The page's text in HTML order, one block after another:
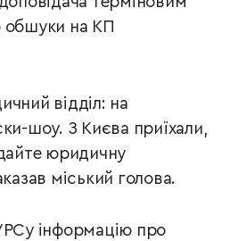
обшуки на КП
відділ: на
шоу. З Києва приїхали,
юридичну
міський голова.
інформацію про